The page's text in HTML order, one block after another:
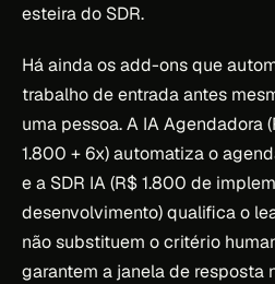
esteira do SDR.
Há ainda os add-ons que
trabalho de entrada antes
uma pessoa. A IA Agendadora
1.800 + 6x) automatiza o
e a SDR IA (R$ 1.800 de
desenvolvimento) qualifica o
não substituem o critério
garantem a janela de resposta